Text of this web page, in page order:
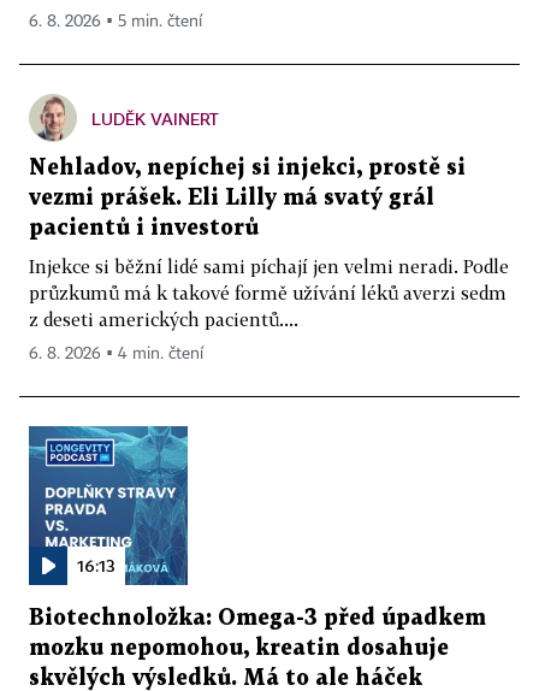
6. 8. 2026 ▪ 5 min. čtení
LUDĚK VAINERT
Nehladov, nepíchej si injekci, prostě si
vezmi prášek. Eli Lilly má svatý grál
pacientů i investorů
Injekce si běžní lidé sami píchají jen velmi neradi. Podle
průzkumů má k takové formě užívání léků averzi sedm
z deseti amerických pacientů....
6. 8. 2026 ▪ 4 min. čtení
16:13
Biotechnoložka: Omega-3 před úpadkem
mozku nepomohou, kreatin dosahuje
skvělých výsledků. Má to ale háček